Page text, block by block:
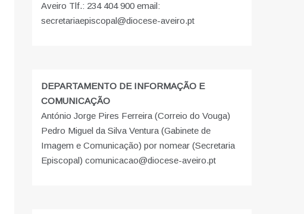
Aveiro Tlf.: 234 404 900 email:
secretariaepiscopal@diocese-aveiro.pt
DEPARTAMENTO DE INFORMAÇÃO E
COMUNICAÇÃO
António Jorge Pires Ferreira (Correio do Vouga)
Pedro Miguel da Silva Ventura (Gabinete de
Imagem e Comunicação) por nomear (Secretaria
Episcopal) comunicacao@diocese-aveiro.pt